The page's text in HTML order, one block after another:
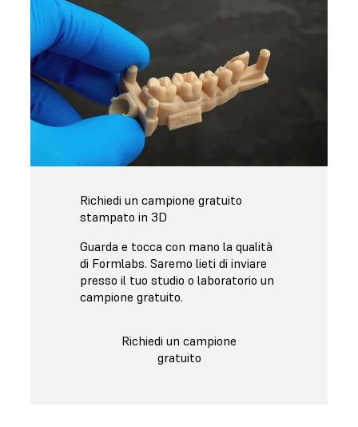
Richiedi un campione gratuito
stampato in 3D
Guarda e tocca con mano la qualità
di Formlabs. Saremo lieti di inviare
presso il tuo studio o laboratorio un
campione gratuito.
Richiedi un campione
gratuito